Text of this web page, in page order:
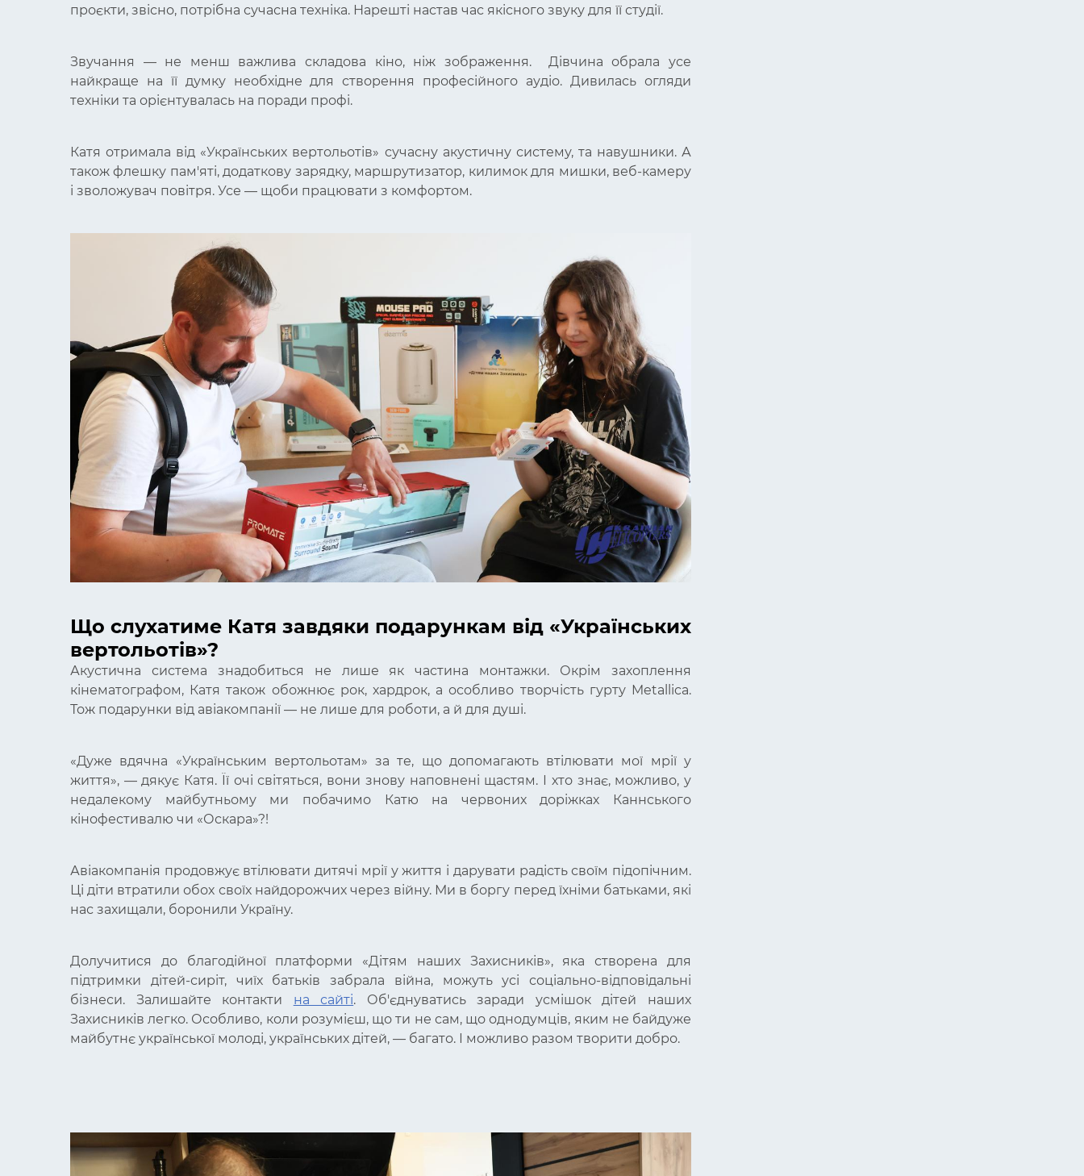
проєкти, звісно, потрібна сучасна техніка. Нарешті настав час якісного звуку для її студії.
Звучання — не менш важлива складова кіно, ніж зображення. Дівчина обрала усе
найкраще на її думку необхідне для створення професійного аудіо. Дивилась огляди
техніки та орієнтувалась на поради профі.
Катя отримала від «Українських вертольотів» сучасну акустичну систему, та навушники. А
також флешку пам'яті, додаткову зарядку, маршрутизатор, килимок для мишки, веб-камеру
і зволожувач повітря. Усе — щоби працювати з комфортом.
Що слухатиме Катя завдяки подарункам від «Українських
вертольотів»?
Акустична система знадобиться не лише як частина монтажки. Окрім захоплення
кінематографом, Катя також обожнює рок, хардрок, а особливо творчість гурту Metallica.
Тож подарунки від авіакомпанії — не лише для роботи, а й для душі.
«Дуже вдячна «Українським вертольотам» за те, що допомагають втілювати мої мрії у
життя», —дякує Катя. Її очі світяться, вони знову наповнені щастям. І хто знає, можливо, у
недалекому майбутньому ми побачимо Катю на червоних доріжках Каннського
кінофестивалю чи «Оскара»?!
Авіакомпанія продовжує втілювати дитячі мрії у життя і дарувати радість своїм підопічним.
Ці діти втратили обох своїх найдорожчих через війну. Ми в боргу перед їхніми батьками, які
нас захищали, боронили Україну.
Долучитися до благодійної платформи «Дітям наших Захисників», яка створена для
підтримки дітей-сиріт, чиїх батьків забрала війна, можуть усі соціально-відповідальні
бізнеси. Залишайте контакти на сайті. Об'єднуватись заради усмішок дітей наших
Захисників легко. Особливо, коли розумієш, що ти не сам, що однодумців, яким не байдуже
майбутнє української молоді, українських дітей, — багато. І можливо разом творити добро.